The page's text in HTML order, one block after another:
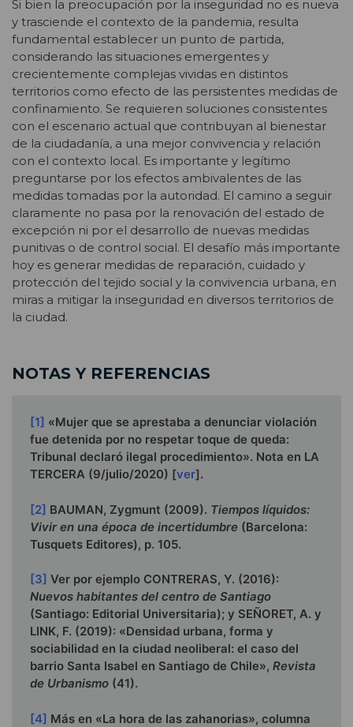
Si bien la preocupación por la inseguridad no es nueva
y trasciende el contexto de la pandemia, resulta
fundamental establecer un punto de partida,
considerando las situaciones emergentes y
crecientemente complejas vividas en distintos
territorios como efecto de las persistentes medidas de
confinamiento. Se requieren soluciones consistentes
con el escenario actual que contribuyan al bienestar
de la ciudadanía, a una mejor convivencia y relación
con el contexto local. Es importante y legítimo
preguntarse por los efectos ambivalentes de las
medidas tomadas por la autoridad. El camino a seguir
claramente no pasa por la renovación del estado de
excepción ni por el desarrollo de nuevas medidas
punitivas o de control social. El desafío más importante
hoy es generar medidas de reparación, cuidado y
protección del tejido social y la convivencia urbana, en
miras a mitigar la inseguridad en diversos territorios de
la ciudad.
NOTAS Y REFERENCIAS
[1] «Mujer que se aprestaba a denunciar violación
fue detenida por no respetar toque de queda:
Tribunal declaró ilegal procedimiento». Nota en LA
TERCERA (9/julio/2020) [ver].
[2] BAUMAN, Zygmunt (2009). Tiempos líquidos:
Vivir en una época de incertidumbre (Barcelona:
Tusquets Editores), p. 105.
[3] Ver por ejemplo CONTRERAS, Y. (2016):
Nuevos habitantes del centro de Santiago
(Santiago: Editorial Universitaria); y SEÑORET, A. y
LINK, F. (2019): «Densidad urbana, forma y
sociabilidad en la ciudad neoliberal: el caso del
barrio Santa Isabel en Santiago de Chile», Revista
de Urbanismo (41).
[4] Más en «La hora de las zahanorias», columna